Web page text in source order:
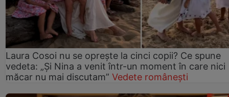
Laura Cosoi nu se oprește la cinci copii? Ce spune
vedeta: „Și Nina a venit într-un moment în care nici
măcar nu mai discutam” Vedete românești